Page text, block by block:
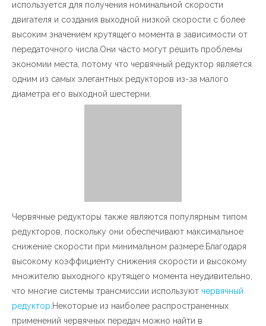
используется для получения номинальной скорости
двигателя и создания выходной низкой скорости с более
высоким значением крутящего момента в зависимости от
передаточного числа.Они часто могут решить проблемы
экономии места, потому что червячный редуктор является
одним из самых элегантных редукторов из-за малого
диаметра его выходной шестерни.
Червячные редукторы также являются популярным типом
редукторов, поскольку они обеспечивают максимальное
снижение скорости при минимальном размере.Благодаря
высокому коэффициенту снижения скорости и высокому
множителю выходного крутящего момента неудивительно,
что многие системы трансмиссии используют червячный
редуктор .Некоторые из наиболее распространенных
применений червячных передач можно найти в